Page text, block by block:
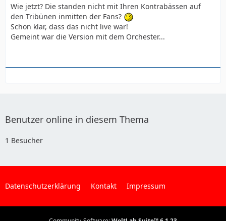
Wie jetzt? Die standen nicht mit Ihren Kontrabässen auf
den Tribünen inmitten der Fans?
Schon klar, dass das nicht live war!
Gemeint war die Version mit dem Orchester...
Benutzer online in diesem Thema
1 Besucher
Datenschutzerklärung Kontakt Impressum